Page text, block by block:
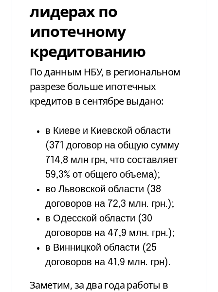
лидерах по
ипотечному
кредитованию
По данным НБУ, в региональном
разрезе больше ипотечных
кредитов в сентябре выдано:
в Киеве и Киевской области
(371 договор на общую сумму
714,8 млн грн, что составляет
59,3% от общего объема);
во Львовской области (38
договоров на 72,3 млн. грн.);
в Одесской области (30
договоров на 47,9 млн. грн.);
в Винницкой области (25
договоров на 41,9 млн. грн).
Заметим, за два года работы в